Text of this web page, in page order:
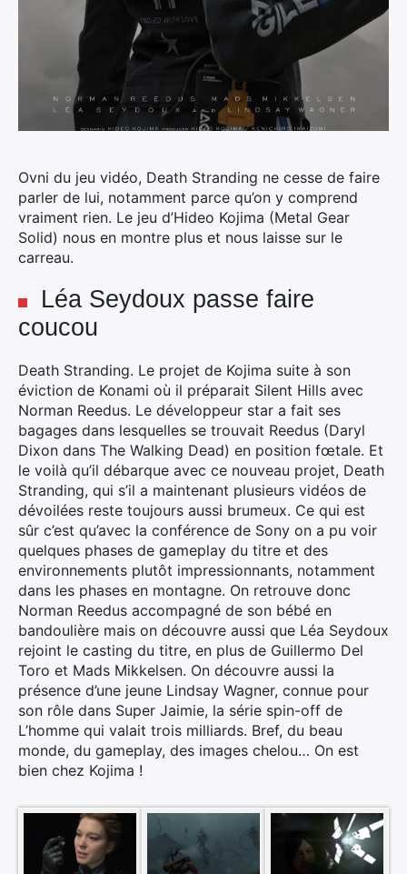
Ovni du jeu vidéo, Death Stranding ne cesse de faire
parler de lui, notamment parce qu’on y comprend
vraiment rien. Le jeu d’Hideo Kojima (Metal Gear
Solid) nous en montre plus et nous laisse sur le
carreau.
Léa Seydoux passe faire
coucou
Death Stranding. Le projet de Kojima suite à son
éviction de Konami où il préparait Silent Hills avec
Norman Reedus. Le développeur star a fait ses
bagages dans lesquelles se trouvait Reedus (Daryl
Dixon dans The Walking Dead) en position fœtale. Et
le voilà qu’il débarque avec ce nouveau projet, Death
Stranding, qui s’il a maintenant plusieurs vidéos de
dévoilées reste toujours aussi brumeux. Ce qui est
sûr c’est qu’avec la conférence de Sony on a pu voir
quelques phases de gameplay du titre et des
environnements plutôt impressionnants, notamment
dans les phases en montagne. On retrouve donc
Norman Reedus accompagné de son bébé en
bandoulière mais on découvre aussi que Léa Seydoux
rejoint le casting du titre, en plus de Guillermo Del
Toro et Mads Mikkelsen. On découvre aussi la
présence d’une jeune Lindsay Wagner, connue pour
son rôle dans Super Jaimie, la série spin-off de
L’homme qui valait trois milliards. Bref, du beau
monde, du gameplay, des images chelou… On est
bien chez Kojima !